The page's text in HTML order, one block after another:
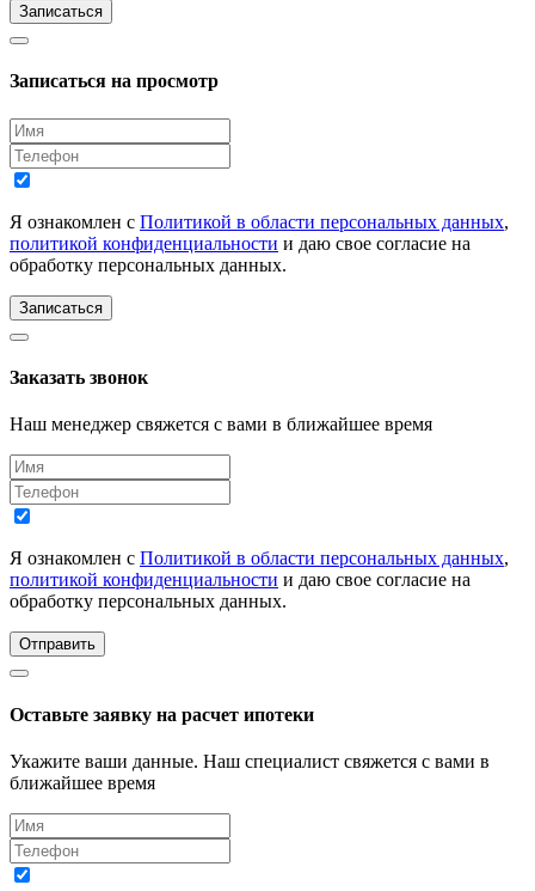
Записаться
Записаться на просмотр
Я ознакомлен с Политикой в области персональных данных,
политикой конфиденциальности и даю свое согласие на
обработку персональных данных.
Записаться
Заказать звонок
Наш менеджер свяжется с вами в ближайшее время
Я ознакомлен с Политикой в области персональных данных,
политикой конфиденциальности и даю свое согласие на
обработку персональных данных.
Отправить
Оставьте заявку на расчет ипотеки
Укажите ваши данные. Наш специалист свяжется с вами в
ближайшее время